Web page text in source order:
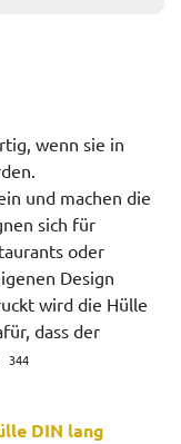
wenn sie in
und machen die
sich für
oder
Design
wird die Hülle
dass der
344
DIN lang